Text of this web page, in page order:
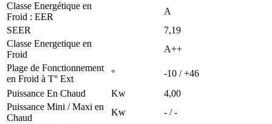
Classe Energétique en
Froid : EER
A
SEER
7,19
Classe Energetique en
Froid
A++
Plage de Fonctionnement
en Froid à T° Ext
°
-10 / +46
Puissance En Chaud
Kw
4,00
Puissance Mini / Maxi en
Chaud
Kw
- / -